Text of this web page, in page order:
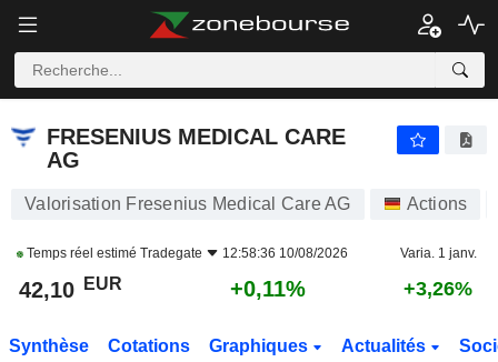
FRESENIUS MEDICAL CARE
AG
Valorisation Fresenius Medical Care AG Actions
Temps réel estimé Tradegate 12:58:36 10/08/2026 Varia. 1 janv.
42,10 EUR +0,11% +3,26%
Synthèse Cotations Graphiques Actualités